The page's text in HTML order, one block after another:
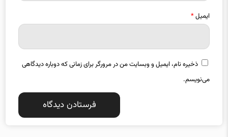
ایمیل*
ذخیره نام، ایمیل و وبسایت من در مرورگر برای زمانی که دوباره دیدگاهی
می‌نویسم.